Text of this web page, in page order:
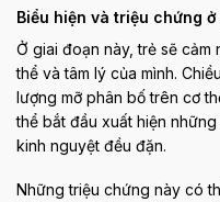
Biểu hiện và triệu chứng
Ở giai đoạn này, trẻ sẽ
thể và tâm lý của mình.
lượng mỡ phân bố trên cơ
thể bắt đầu xuất hiện
kinh nguyệt đều đặn.
Những triệu chứng này có